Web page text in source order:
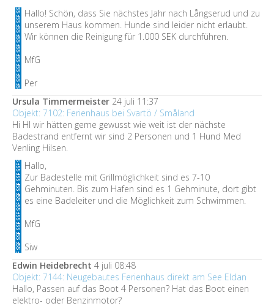
Hallo! Schön, dass Sie nächstes Jahr nach Långserud und zu
unserem Haus kommen. Hunde sind leider nicht erlaubt.
Wir können die Reinigung für 1.000 SEK durchführen.
MfG
Per
Ursula Timmermeister 24 juli 11:37
Objekt: 7102: Ferienhaus bei Svartö / Småland
Hi HI wir hätten gerne gewusst wie weit ist der nächste
Badestrand entfernt wir sind 2 Personen und 1 Hund Med
Venling Hilsen.
Hallo,
Zur Badestelle mit Grillmöglichkeit sind es 7-10
Gehminuten. Bis zum Hafen sind es 1 Gehminute, dort gibt
es eine Badeleiter und die Möglichkeit zum Schwimmen.
MfG
Siw
Edwin Heidebrecht 4 juli 08:48
Objekt: 7144: Neugebautes Ferienhaus direkt am See Eldan
Hallo, Passen auf das Boot 4 Personen? Hat das Boot einen
elektro- oder Benzinmotor?